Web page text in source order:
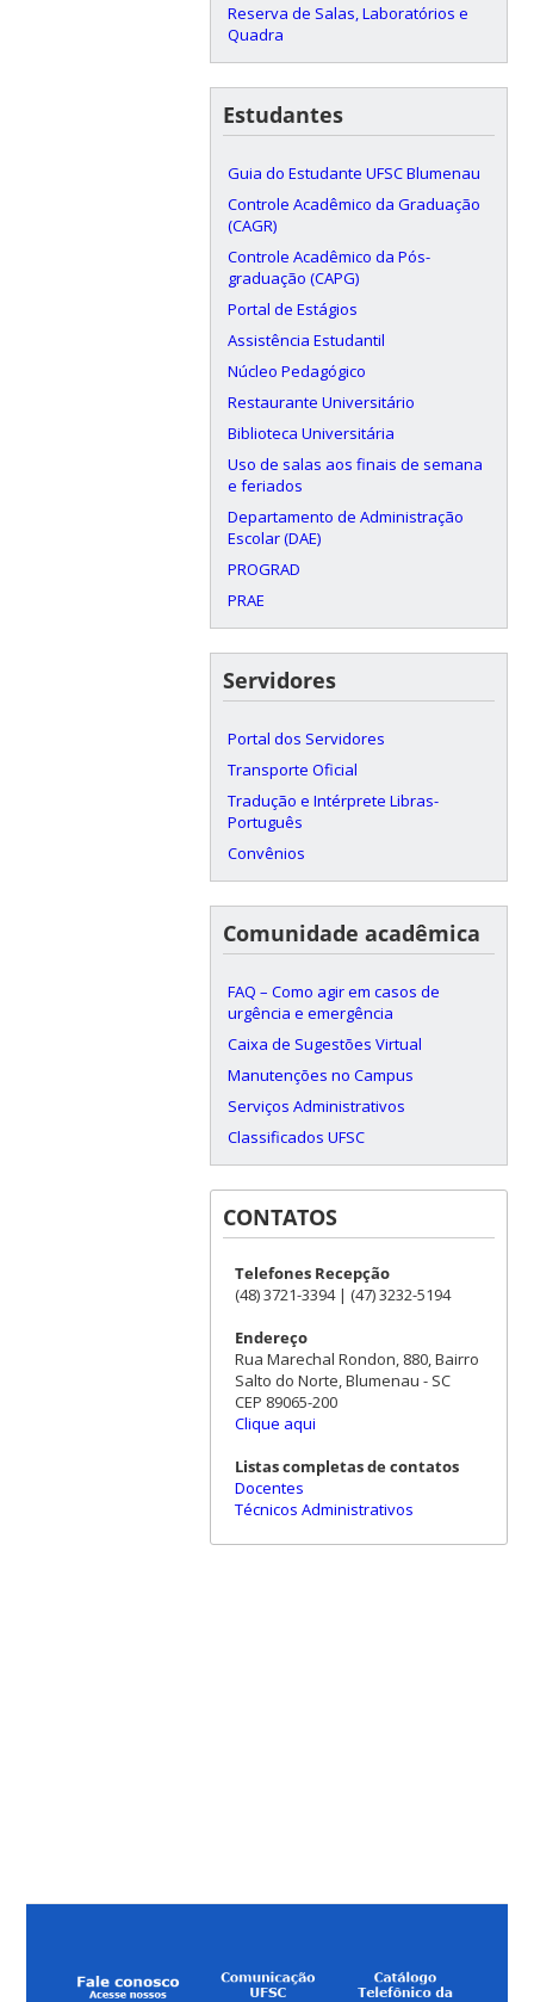
Reserva de Salas, Laboratórios e
Quadra
Estudantes
Guia do Estudante UFSC Blumenau
Controle Acadêmico da Graduação
(CAGR)
Controle Acadêmico da Pós-
graduação (CAPG)
Portal de Estágios
Assistência Estudantil
Núcleo Pedagógico
Restaurante Universitário
Biblioteca Universitária
Uso de salas aos finais de semana
e feriados
Departamento de Administração
Escolar (DAE)
PROGRAD
PRAE
Servidores
Portal dos Servidores
Transporte Oficial
Tradução e Intérprete Libras-
Português
Convênios
Comunidade acadêmica
FAQ – Como agir em casos de
urgência e emergência
Caixa de Sugestões Virtual
Manutenções no Campus
Serviços Administrativos
Classificados UFSC
CONTATOS
Telefones Recepção
(48) 3721-3394 | (47) 3232-5194
Endereço
Rua Marechal Rondon, 880, Bairro
Salto do Norte, Blumenau - SC
CEP 89065-200
Clique aqui
Listas completas de contatos
Docentes
Técnicos Administrativos